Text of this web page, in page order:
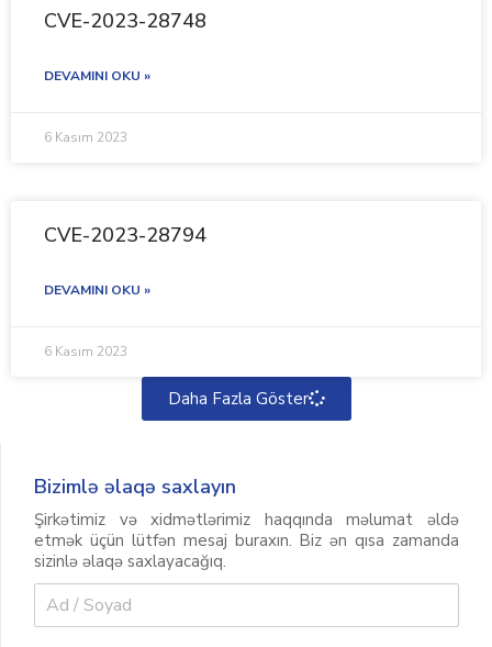
CVE-2023-28748
DEVAMINI OKU »
6 Kasım 2023
CVE-2023-28794
DEVAMINI OKU »
6 Kasım 2023
Daha Fazla Göster
Bizimlə əlaqə saxlayın
Şirkətimiz və xidmətlərimiz haqqında məlumat əldə
etmək üçün lütfən mesaj buraxın. Biz ən qısa zamanda
sizinlə əlaqə saxlayacağıq.